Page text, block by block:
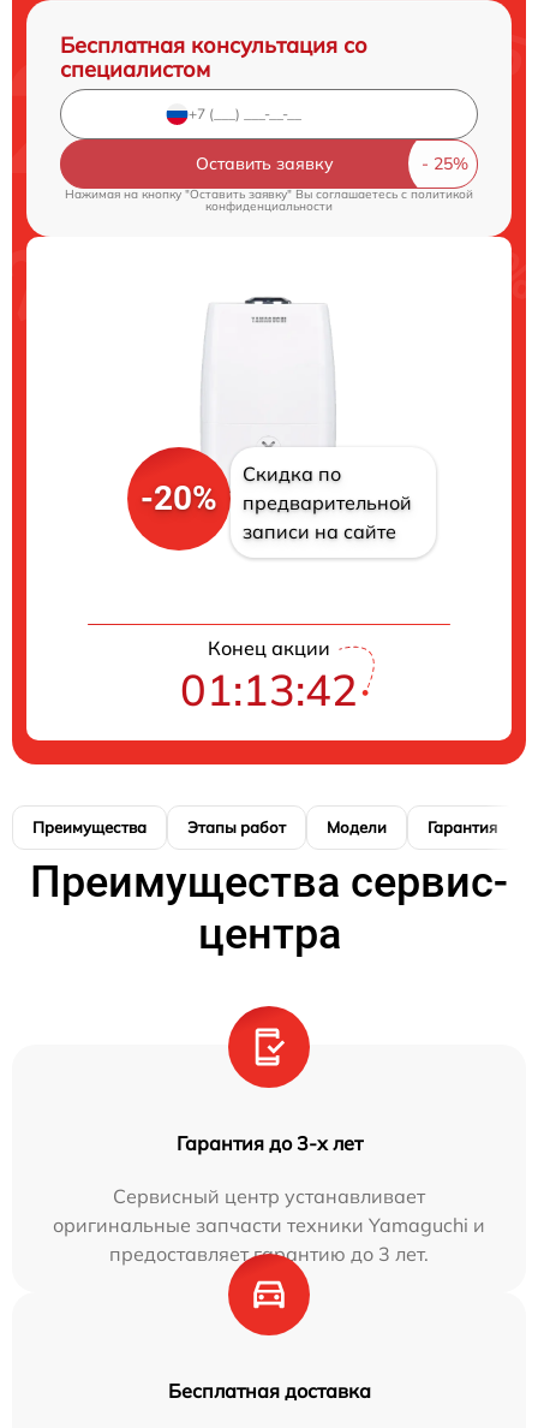
Бесплатная консультация со
специалистом
Оставить заявку
Нажимая на кнопку "Оставить заявку" Вы соглашаетесь cполитикой
конфиденциальности
-20%
Скидка по
предварительной
записи на сайте
Конец акции
01:13:42
Преимущества Этапы работ Модели Гарантия
Преимущества сервис-
центра
Гарантия до 3-х лет
Сервисный центр устанавливает
оригинальные запчасти техники Yamaguchi и
предоставляет гарантию до 3 лет.
Бесплатная доставка